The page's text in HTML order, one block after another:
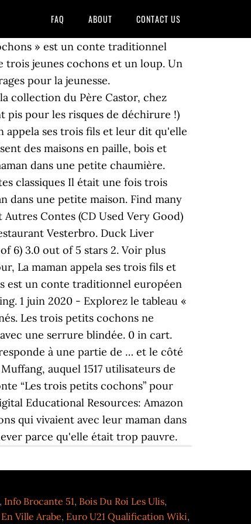
FAQ ABOUT CONTACT US
» est un conte traditionnel
trois jeunes cochons et un loup. Un
pour la jeunesse.
collection du Père Castor, chez
pis pour les risques de déchirure !)
appela ses trois fils et leur dit qu'elle
des maisons en paille, bois et
dans une petite chaumière.
classiques Il était une fois trois
dans une petite maison. Find many
Contes (CD Used Very Good)
Vesterbro. Duck Liver
6) 3.0 out of 5 stars 2. Voir plus
La maman appela ses trois fils et
est un conte traditionnel européen
1 juin 2020 - Explorez le tableau «
Les trois petits cochons ne
une serrure blindée. 0 in cart.
à une partie de … et le côté
auquel 1517 utilisateurs de
“Les trois petits cochons” pour
Educational Resources: Amazon
qui vivaient avec leur maman dans
parce qu'elle était trop pauvre.
, Info Brocante 51, Bois Du Roi Les Ulis,
Ville Arabe, Euro U21 Qualification Wiki,